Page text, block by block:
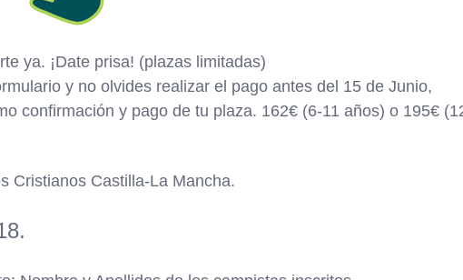
ya. ¡Date prisa! (plazas limitadas)
y no olvides realizar el pago antes del 15 de Junio,
confirmación y pago de tu plaza. 162€ (6-11 años) o 195€
Cristianos Castilla-La Mancha.